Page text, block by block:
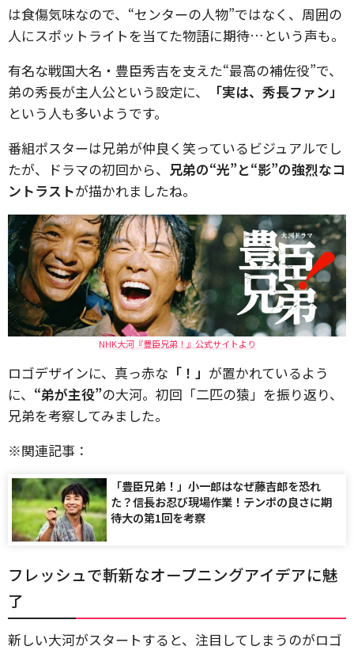
は食傷気味なので、“センターの人物”ではなく、周囲の
人にスポットライトを当てた物語に期待…という声も。
有名な戦国大名・豊臣秀吉を支えた“最高の補佐役”で、
弟の秀長が主人公という設定に、
「実は、秀長ファン」
という人も多いようです。
番組ポスターは兄弟が仲良く笑っているビジュアルでし
たが、ドラマの初回から、 兄弟の“光”と“影”の強烈なコ
ントラストが描かれましたね。
NHK大河『豊臣兄弟！』公式サイトより
ロゴデザインに、真っ赤な 「！」 が置かれているよう
に、 “弟が主役”の大河。初回「二匹の猿」を振り返り、
兄弟を考察してみました。
※関連記事：
「豊臣兄弟！」小一郎はなぜ藤吉郎を恐れ
た？信長お忍び現場作業！テンポの良さに期
待大の第1回を考察
フレッシュで斬新なオープニングアイデアに魅
了
新しい大河がスタートすると、注目してしまうのがロゴ